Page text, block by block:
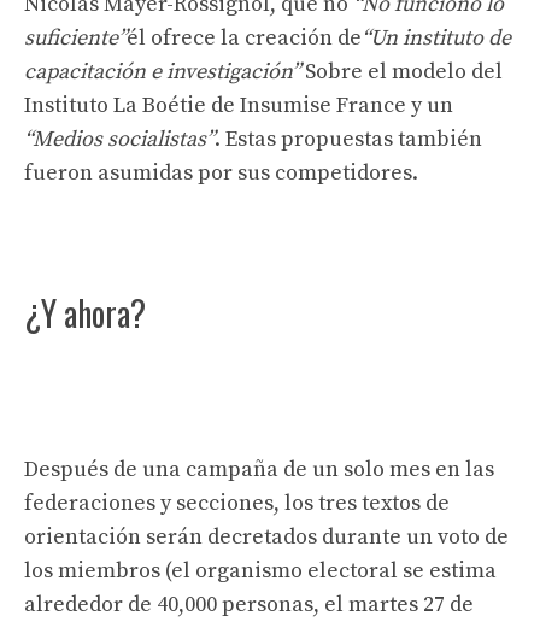
suficiente”él ofrece la creación de“Un instituto de
capacitación e investigación”Sobre el modelo del
Instituto La Boétie de Insumise France y un
“Medios socialistas”. Estas propuestas también
fueron asumidas por sus competidores.
¿Y ahora?
Después de una campaña de un solo mes en las
federaciones y secciones, los tres textos de
orientación serán decretados durante un voto de
los miembros (el organismo electoral se estima
alrededor de 40,000 personas, el martes 27 de